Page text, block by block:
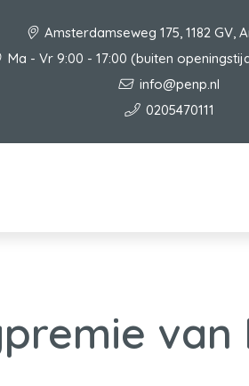
Amsterdamseweg 175, 1182 GV,
Ma - Vr 9:00 - 17:00 (buiten
info@penp.nl
0205470111
van